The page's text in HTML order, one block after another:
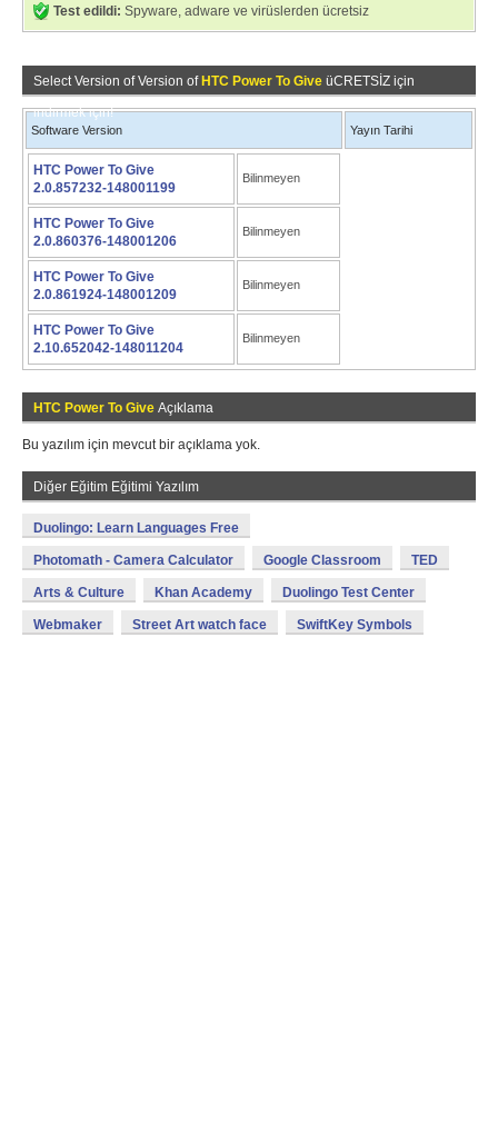
Test edildi: Spyware, adware ve virüslerden ücretsiz
Select Version of Version of HTC Power To Give üCRETSİZ için
indirmek için!
Software Version Yayın Tarihi
HTC Power To Give
2.0.857232-148001199
Bilinmeyen
HTC Power To Give
2.0.860376-148001206
Bilinmeyen
HTC Power To Give
2.0.861924-148001209
Bilinmeyen
HTC Power To Give
2.10.652042-148011204
Bilinmeyen
HTC Power To Give Açıklama
Bu yazılım için mevcut bir açıklama yok.
Diğer Eğitim Eğitimi Yazılım
Duolingo: Learn Languages Free
Photomath - Camera Calculator Google Classroom TED
Arts & Culture Khan Academy Duolingo Test Center
Webmaker Street Art watch face SwiftKey Symbols